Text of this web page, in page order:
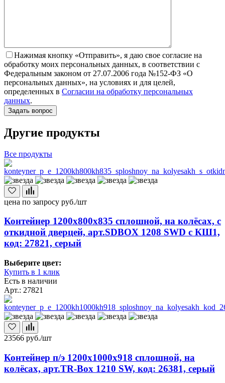
Нажимая кнопку «Отправить», я даю свое согласие на
обработку моих персональных данных, в соответствии с
Федеральным законом от 27.07.2006 года №152-ФЗ «О
персональных данных», на условиях и для целей,
определенных в Согласии на обработку персональных
данных.
Другие продукты
Все продукты
цена по запросу руб./шт
Контейнер 1200х800х835 сплошной, на колёсах, с
откидной дверцей, арт.SDBOX 1208 SWD с КШ1,
код: 27821, серый
Выберите цвет:
Купить в 1 клик
Есть в наличии
Арт.: 27821
23566 руб./шт
Контейнер п/э 1200х1000х918 сплошной, на
колёсах, арт.TR-Box 1210 SW, код: 26381, серый